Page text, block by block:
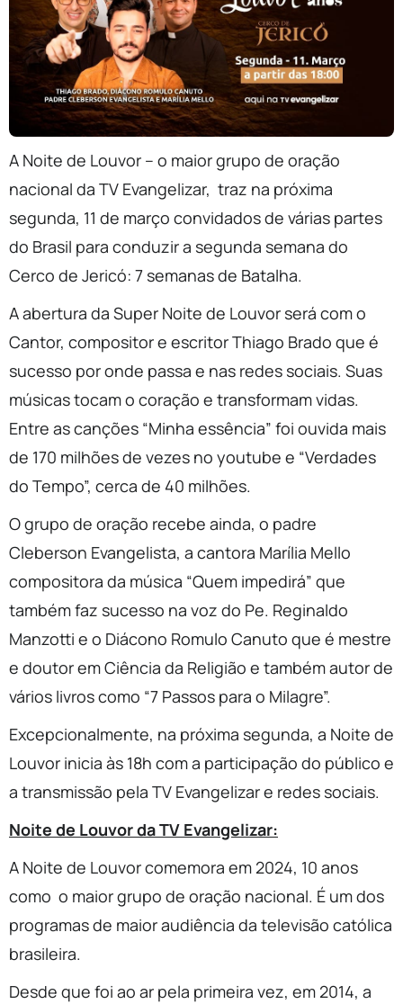
A Noite de Louvor – o maior grupo de oração
nacional da TV Evangelizar, traz na próxima
segunda, 11 de março convidados de várias partes
do Brasil para conduzir a segunda semana do
Cerco de Jericó: 7 semanas de Batalha.
A abertura da Super Noite de Louvor será com o
Cantor, compositor e escritor Thiago Brado que é
sucesso por onde passa e nas redes sociais. Suas
músicas tocam o coração e transformam vidas.
Entre as canções “Minha essência” foi ouvida mais
de 170 milhões de vezes no youtube e “Verdades
do Tempo”, cerca de 40 milhões.
O grupo de oração recebe ainda, o padre
Cleberson Evangelista, a cantora Marília Mello
compositora da música “Quem impedirá” que
também faz sucesso na voz do Pe. Reginaldo
Manzotti e o Diácono Romulo Canuto que é mestre
e doutor em Ciência da Religião e também autor de
vários livros como “7 Passos para o Milagre”.
Excepcionalmente, na próxima segunda, a Noite de
Louvor inicia às 18h com a participação do público e
a transmissão pela TV Evangelizar e redes sociais.
Noite de Louvor da TV Evangelizar:
A Noite de Louvor comemora em 2024, 10 anos
como o maior grupo de oração nacional. É um dos
programas de maior audiência da televisão católica
brasileira.
Desde que foi ao ar pela primeira vez, em 2014, a